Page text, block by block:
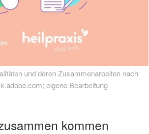
und deren Zusammenarbeiten nach
eigene Bearbeitung
kommen